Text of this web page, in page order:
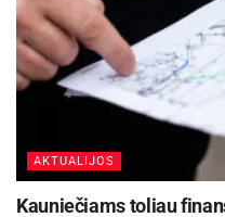
AKTUALIJOS
Kauniečiams toliau